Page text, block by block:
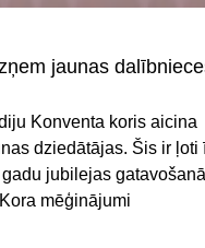
jaunas
Konventa koris aicina
dziedātājas. Šis ir ļoti
jubilejas
mēģinājumi